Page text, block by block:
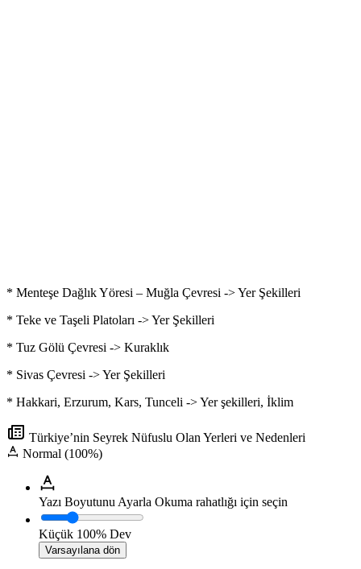
* Menteşe Dağlık Yöresi – Muğla Çevresi -> Yer Şekilleri
* Teke ve Taşeli Platoları -> Yer Şekilleri
* Tuz Gölü Çevresi -> Kuraklık
* Sivas Çevresi -> Yer Şekilleri
* Hakkari, Erzurum, Kars, Tunceli -> Yer şekilleri, İklim
Türkiye’nin Seyrek Nüfuslu Olan Yerleri ve Nedenleri
Normal (100%)
Yazı Boyutunu Ayarla Okuma rahatlığı için seçin
Küçük 100% Dev
Varsayılana dön